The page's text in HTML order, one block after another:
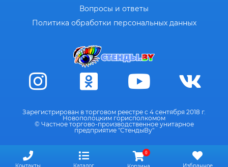
0
Вопросы и ответы
Политика обработки персональных данных
Зарегистрирован в торговом реестре с 4 сентября 2018 г.
Новополоцким горисполкомом
© Частное торгово-производственное унитарное
предприятие "СтендыВу"